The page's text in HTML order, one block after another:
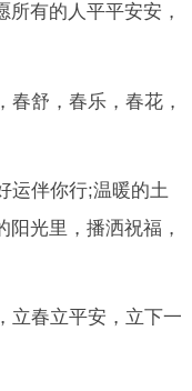
有的人平平安安，
春舒，春乐，春花，
运伴你行;温暖的土
光里，播洒祝福，
立春立平安，立下一